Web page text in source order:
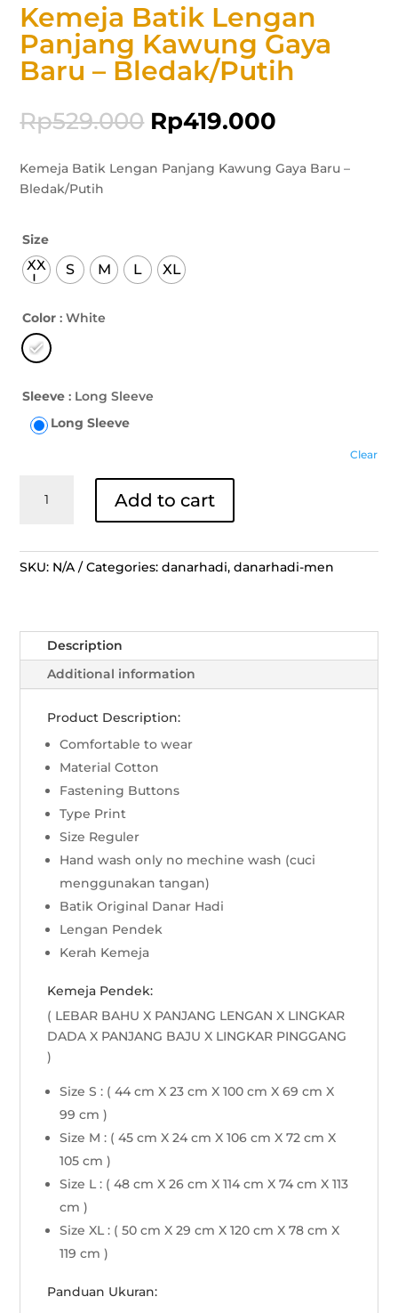
Kemeja Batik Lengan
Panjang Kawung Gaya
Baru – Bledak/Putih
Rp529.000 Rp419.000
Kemeja Batik Lengan Panjang Kawung Gaya Baru –
Bledak/Putih
Size
XX
L
S M L XL
Color : White
Sleeve : Long Sleeve
Long Sleeve
Clear
Batik
Kawung
-
Bledak/Putih
quantity
Add to cart
SKU: N/A Categories: danarhadi,danarhadi-men
Description
Additional information
Product Description:
Comfortable to wear
Material Cotton
Fastening Buttons
Type Print
Size Reguler
Hand wash only no mechine wash (cuci
menggunakan tangan)
Batik Original Danar Hadi
Lengan Pendek
Kerah Kemeja
Kemeja Pendek:
( LEBAR BAHU X PANJANG LENGAN X LINGKAR
DADA X PANJANG BAJU X LINGKAR PINGGANG
)
Size S : ( 44 cm X 23 cm X 100 cm X 69 cm X
99 cm )
Size M : ( 45 cm X 24 cm X 106 cm X 72 cm X
105 cm )
Size L : ( 48 cm X 26 cm X 114 cm X 74 cm X 113
cm )
Size XL : ( 50 cm X 29 cm X 120 cm X 78 cm X
119 cm )
Panduan Ukuran: